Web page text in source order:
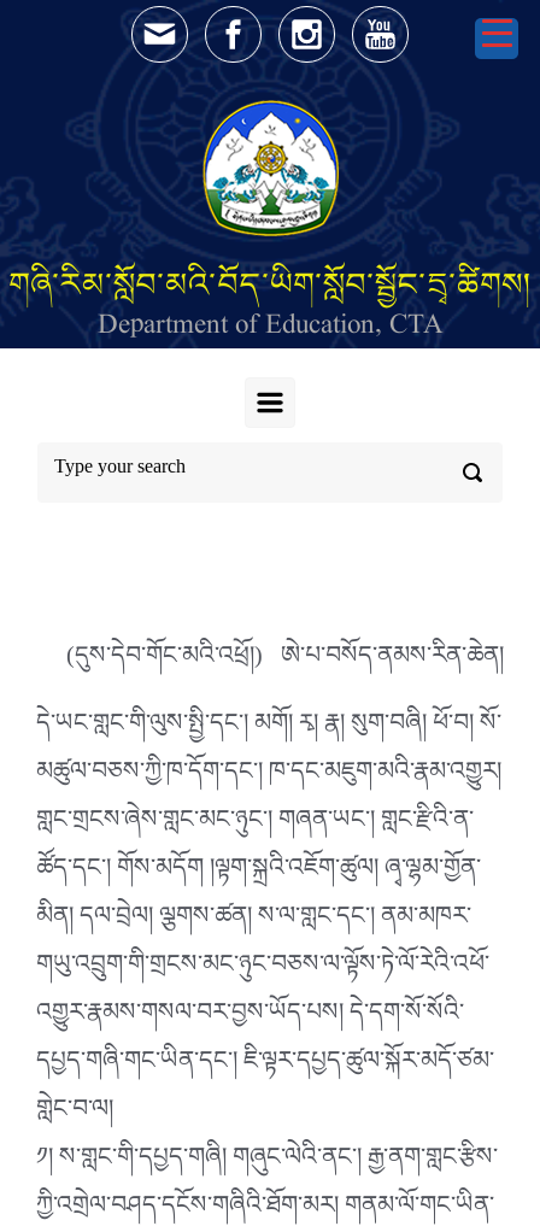
Skip to main content
གཞི་རིམ་སློབ་མའི་བོད་ཡིག་སློབ་སྦྱོང་དྲྭ་ཚིགས།
Department of Education, CTA
(དུས་དེབ་གོང་མའི་འཕྲོ།) ཨེ་པ་བསོད་ནམས་རིན་ཆེན།
དེ་ཡང་གླང་གི་ལུས་སྤྱི་དང༌། མགོ། རྭ། རྣ། སུག་བཞི། ཕོ་བ། སོ་
མཚུལ་བཅས་ཀྱི་ཁ་དོག་དང༌། ཁ་དང་མཇུག་མའི་རྣམ་འགྱུར།
གླང་གྲངས་ཞེས་གླང་མང་ཉུང༌། གཞན་ཡང༌། གླང་རྫིའི་ན་
ཚོད་དང༌། གོས་མདོག །ལྟག་སྐྲའི་འཇོག་ཚུལ། ཞྭ་ལྷམ་གྱོན་
མིན། དལ་བྲེལ། ལྕགས་ཚན། ས་ལ་གླང་དང༌། ནམ་མཁར་
གཡུ་འབྲུག་གི་གྲངས་མང་ཉུང་བཅས་ལ་ལྟོས་ཏེ་ལོ་རེའི་འཕོ་
འགྱུར་རྣམས་གསལ་བར་བྱས་ཡོད་པས། དེ་དག་སོ་སོའི་
དཔྱད་གཞི་གང་ཡིན་དང༌། ཇི་ལྟར་དཔྱད་ཚུལ་སྐོར་མདོ་ཙམ་
གླེང་བ་ལ།
༡། ས་གླང་གི་དཔྱད་གཞི། གཞུང་ལེའི་ནང༌། རྒྱ་ནག་གླང་རྩིས་
ཀྱི་འགྲེལ་བཤད་དངོས་གཞིའི་ཐོག་མར། གནམ་ལོ་གང་ཡིན་